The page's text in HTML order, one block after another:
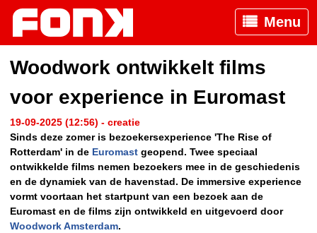
Menu
Woodwork ontwikkelt films
voor experience in Euromast
19-09-2025 (12:56) - creatie
Sinds deze zomer is bezoekersexperience 'The Rise of
Rotterdam' in de Euromast geopend. Twee speciaal
ontwikkelde films nemen bezoekers mee in de geschiedenis
en de dynamiek van de havenstad. De immersive experience
vormt voortaan het startpunt van een bezoek aan de
Euromast en de films zijn ontwikkeld en uitgevoerd door
Woodwork Amsterdam.